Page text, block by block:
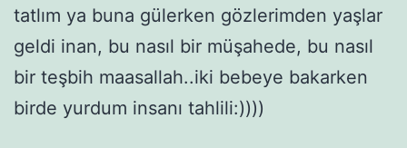
tatlım ya buna gülerken gözlerimden yaşlar
geldi inan, bu nasıl bir müşahede, bu nasıl
bir teşbih maasallah..iki bebeye bakarken
birde yurdum insanı tahlili:))))